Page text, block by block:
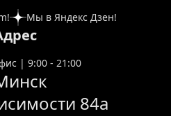
Мы в Яндекс Дзен!
| 9:00 - 21:00
84а